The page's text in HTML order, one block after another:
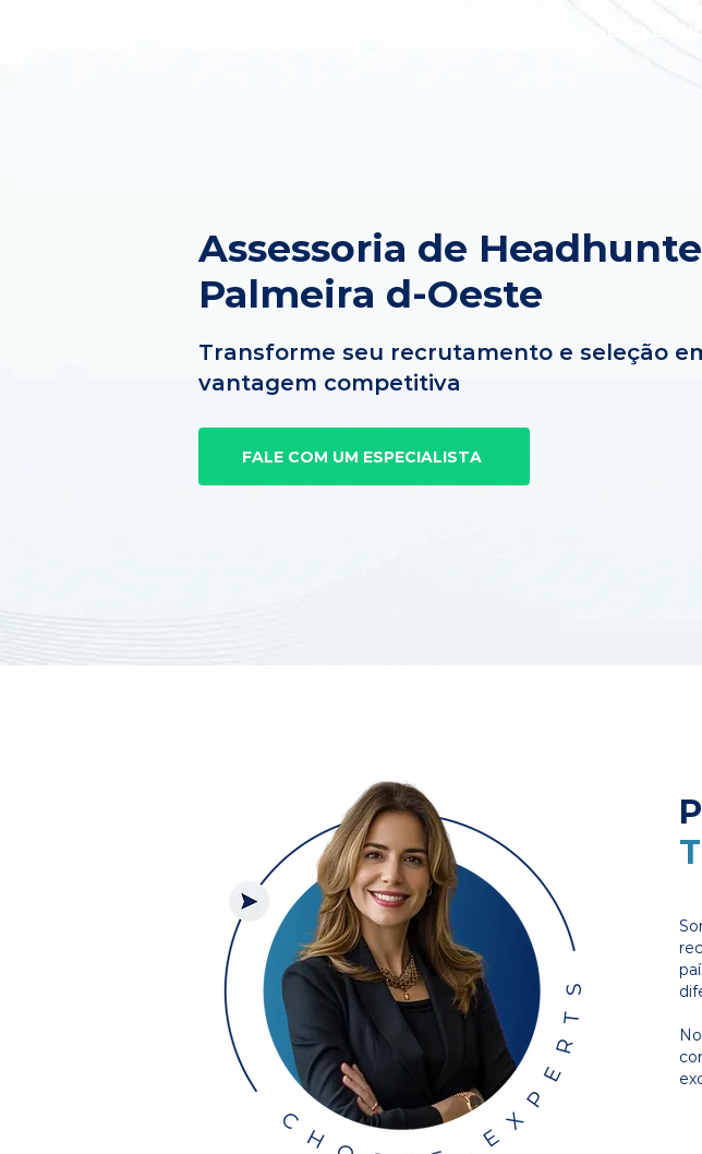
Assessoria de
Palmeira d-Oeste
Transforme seu recrutamento e seleção
vantagem competitiva
FALE COM UM ESPECIALISTA